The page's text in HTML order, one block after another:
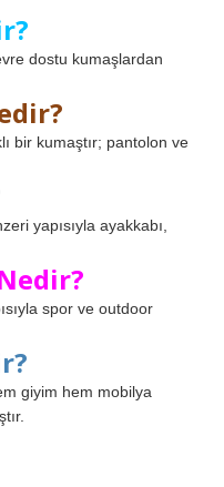
dostu kumaşlardan
bir kumaştır; pantolon ve
yapısıyla ayakkabı,
spor ve outdoor
giyim hem mobilya